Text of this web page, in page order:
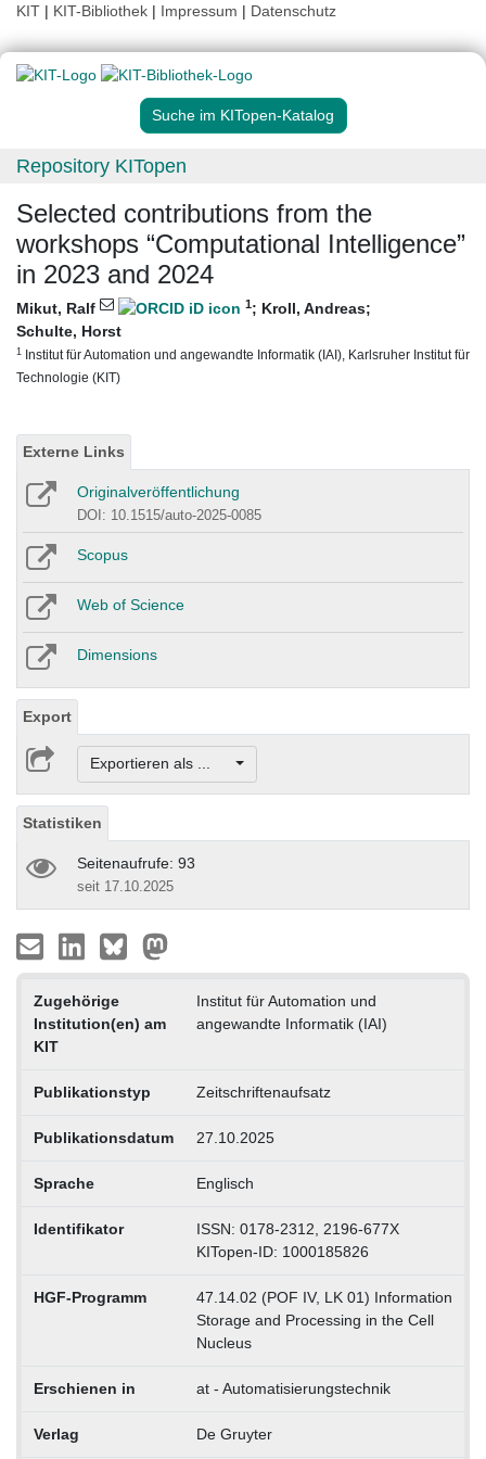
KIT | KIT-Bibliothek | Impressum | Datenschutz
Suche im KITopen-Katalog
Repository KITopen
Selected contributions from the
workshops “Computational Intelligence”
in 2023 and 2024
Mikut, Ralf 1; Kroll, Andreas;
Schulte, Horst
1 Institut für Automation und angewandte Informatik (IAI), Karlsruher Institut für
Technologie (KIT)
Externe Links
Originalveröffentlichung
DOI: 10.1515/auto-2025-0085
Scopus
Web of Science
Dimensions
Export
Exportieren als ...
Statistiken
Seitenaufrufe: 93
seit 17.10.2025
Zugehörige
Institution(en) am
KIT
Institut für Automation und
angewandte Informatik (IAI)
Publikationstyp Zeitschriftenaufsatz
Publikationsdatum 27.10.2025
Sprache Englisch
Identifikator
ISSN: 0178-2312, 2196-677X
KITopen-ID: 1000185826
HGF-Programm
47.14.02 (POF IV, LK 01) Information
Storage and Processing in the Cell
Nucleus
Erschienen in at - Automatisierungstechnik
Verlag De Gruyter